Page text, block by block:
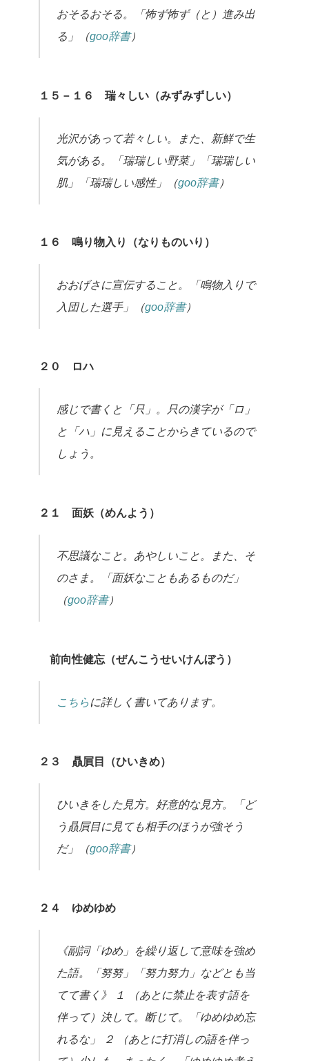
おそるおそる。「怖ず怖ず（と）進み出
る」（goo辞書）
１５－１６ 瑞々しい（みずみずしい）
光沢があって若々しい。また、新鮮で生
気がある。「瑞瑞しい野菜」「瑞瑞しい
肌」「瑞瑞しい感性」（goo辞書）
１６ 鳴り物入り（なりものいり）
おおげさに宣伝すること。「鳴物入りで
入団した選手」（goo辞書）
２０ ロハ
感じで書くと「只」。只の漢字が「ロ」
と「ハ」に見えることからきているので
しょう。
２１ 面妖（めんよう）
不思議なこと。あやしいこと。また、そ
のさま。「面妖なこともあるものだ」
（goo辞書）
前向性健忘（ぜんこうせいけんぼう）
こちら に詳しく書いてあります。
２３ 贔屓目（ひいきめ）
ひいきをした見方。好意的な見方。「ど
う贔屓目に見ても相手のほうが強そう
だ」（goo辞書）
２４ ゆめゆめ
《副詞「ゆめ」を繰り返して意味を強め
た語。「努努」「努力努力」などとも当
てて書く》
１ （あとに禁止を表す語を
伴って）決して。断じて。「ゆめゆめ忘
れるな」
２ （あとに打消しの語を伴っ